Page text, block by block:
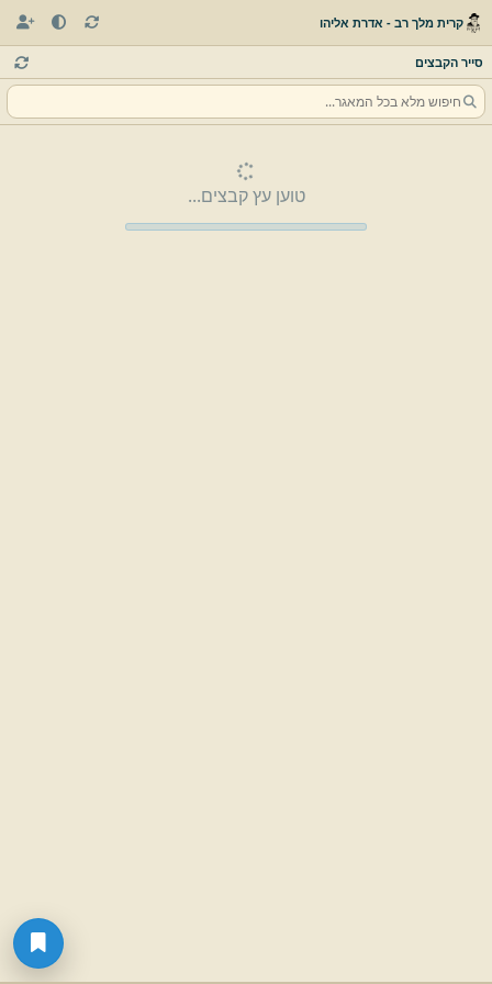
קרית מלך רב - אדרת אליהו
סייר הקבצים
טוען עץ קבצים...